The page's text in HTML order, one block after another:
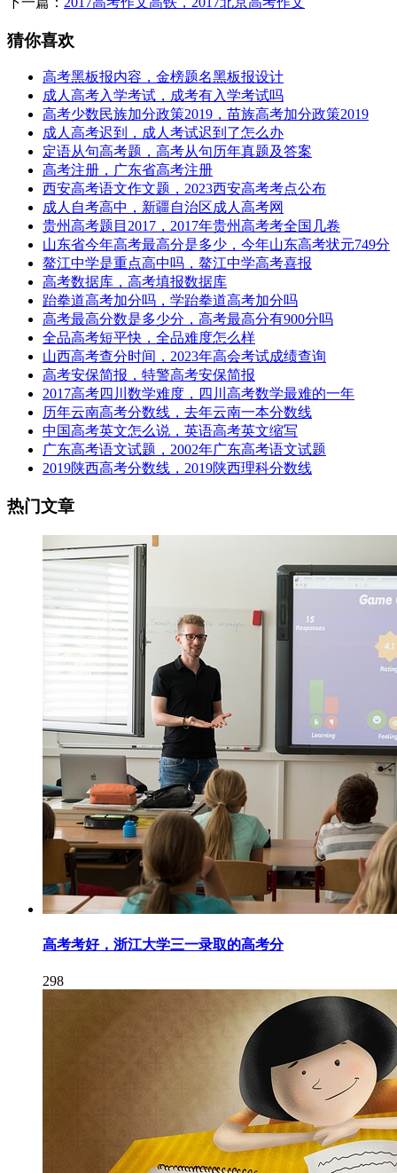
猜你喜欢
高考黑板报内容，金榜题名黑板报设计
成人高考入学考试，成考有入学考试吗
高考少数民族加分政策2019，苗族高考加分政策2019
成人高考迟到，成人考试迟到了怎么办
定语从句高考题，高考从句历年真题及答案
高考注册，广东省高考注册
西安高考语文作文题，2023西安高考考点公布
成人自考高中，新疆自治区成人高考网
贵州高考题目2017，2017年贵州高考考全国几卷
山东省今年高考最高分是多少，今年山东高考状元749分
鳌江中学是重点高中吗，鳌江中学高考喜报
高考数据库，高考填报数据库
跆拳道高考加分吗，学跆拳道高考加分吗
高考最高分数是多少分，高考最高分有900分吗
全品高考短平快，全品难度怎么样
山西高考查分时间，2023年高会考试成绩查询
高考安保简报，特警高考安保简报
2017高考四川数学难度，四川高考数学最难的一年
历年云南高考分数线，去年云南一本分数线
中国高考英文怎么说，英语高考英文缩写
广东高考语文试题，2002年广东高考语文试题
2019陕西高考分数线，2019陕西理科分数线
热门文章
高考考好，浙江大学三一录取的高考分
298